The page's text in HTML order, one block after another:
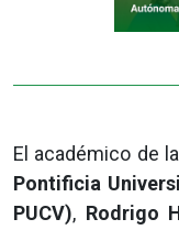
El académico de la
Pontificia
PUCV), Rodrigo